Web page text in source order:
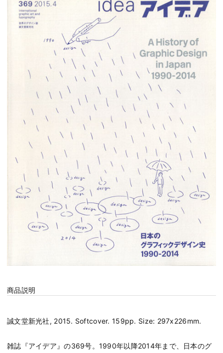
商品説明
誠文堂新光社, 2015. Softcover. 159pp. Size: 297x226mm.
雑誌『アイデア』の369号。1990年以降2014年まで、日本のグ